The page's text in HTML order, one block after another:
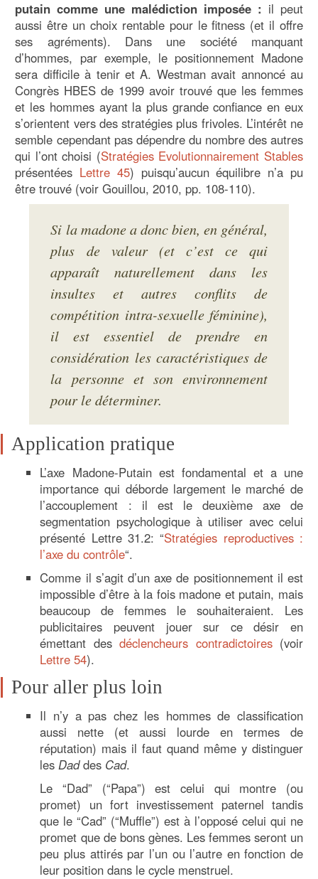
putain comme une malédiction imposée : il peut
aussi être un choix rentable pour le fitness (et il offre
ses agréments). Dans une société manquant
d’hommes, par exemple, le positionnement Madone
sera difficile à tenir et A. Westman avait annoncé au
Congrès HBES de 1999 avoir trouvé que les femmes
et les hommes ayant la plus grande confiance en eux
s’orientent vers des stratégies plus frivoles. L’intérêt ne
semble cependant pas dépendre du nombre des autres
qui l’ont choisi (Stratégies Evolutionnairement Stables
présentées Lettre 45) puisqu’aucun équilibre n’a pu
être trouvé (voir Gouillou, 2010, pp. 108-110).
Si la madone a donc bien, en général,
plus de valeur (et c’est ce qui
apparaît naturellement dans les
insultes et autres conflits de
compétition intra-sexuelle féminine),
il est essentiel de prendre en
considération les caractéristiques de
la personne et son environnement
pour le déterminer.
Application pratique
L’axe Madone-Putain est fondamental et a une
importance qui déborde largement le marché de
l’accouplement : il est le deuxième axe de
segmentation psychologique à utiliser avec celui
présenté Lettre 31.2: “Stratégies reproductives :
l’axe du contrôle“.
Comme il s’agit d’un axe de positionnement il est
impossible d’être à la fois madone et putain, mais
beaucoup de femmes le souhaiteraient. Les
publicitaires peuvent jouer sur ce désir en
émettant desdéclencheurs contradictoires(voir
Lettre 54).
Pour aller plus loin
Il n’y a pas chez les hommes de classification
aussi nette (et aussi lourde en termes de
réputation) mais il faut quand même y distinguer
les Daddes Cad.
Le “Dad” (“Papa”) est celui qui montre (ou
promet) un fort investissement paternel tandis
que le “Cad” (“Muffle”) est à l’opposé celui qui ne
promet que de bons gènes. Les femmes seront un
peu plus attirés par l’un ou l’autre en fonction de
leur position dans le cycle menstruel.